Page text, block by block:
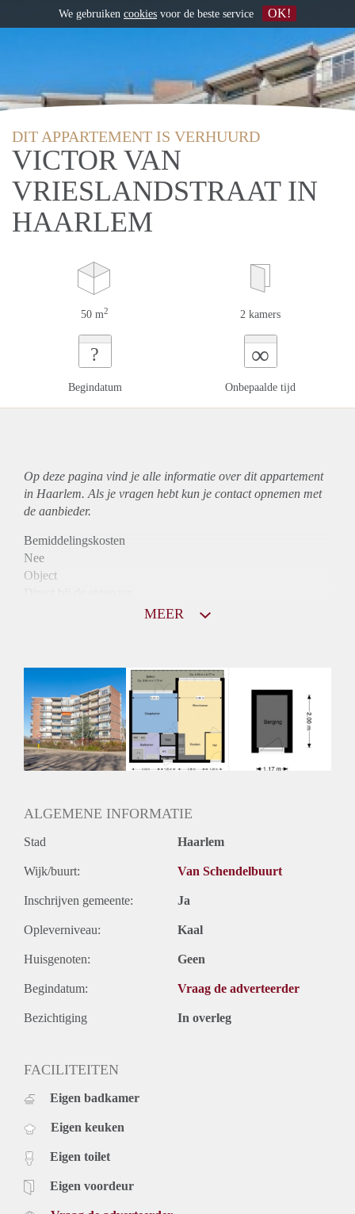
DIT APPARTEMENT IS VERHUURD
VICTOR VAN
VRIESLANDSTRAAT IN
HAARLEM
50 m2 2 kamers
?
Begindatum
∞
Onbepaalde tijd
Op deze pagina vind je alle informatie over ditappartement
in Haarlem. Als je vragen hebt kun je contact opnemen met
de aanbieder.
Bemiddelingskosten
Nee
Object
Huurtoeslag
Niet mogelijk
Inkomen eis
3,1 X Maandhuur Bruto
Huurtermijn
Onbepaalde termijn
MEER
ALGEMENE INFORMATIE
Stad Haarlem
Wijk/buurt: Van Schendelbuurt
Inschrijven gemeente: Ja
Opleverniveau: Kaal
Huisgenoten: Geen
Begindatum: Vraag de adverteerder
Bezichtiging In overleg
FACILITEITEN
Eigen badkamer
Eigen keuken
Eigen toilet
Eigen voordeur
We gebruiken cookies voor de beste service OK!